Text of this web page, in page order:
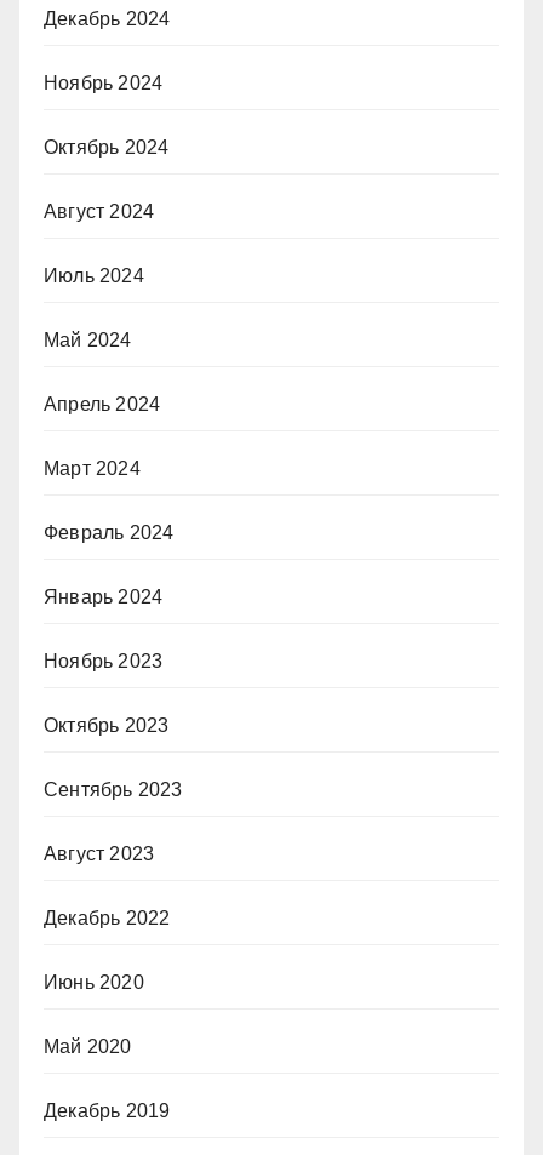
Декабрь 2024
Ноябрь 2024
Октябрь 2024
Август 2024
Июль 2024
Май 2024
Апрель 2024
Март 2024
Февраль 2024
Январь 2024
Ноябрь 2023
Октябрь 2023
Сентябрь 2023
Август 2023
Декабрь 2022
Июнь 2020
Май 2020
Декабрь 2019